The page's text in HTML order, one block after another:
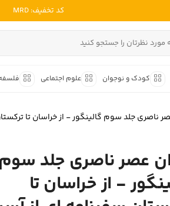
کد تخفیف: MRD
کودک و نوجوان علوم اجتماعی
داستان کوتاه ایرانی
ادبیات ملل
ادبیات انگلیس
ادبیات ایتالیا
ادبیات روسیه
ادبیات آمریکای لاتین
ناصری جلد سوم گالینگور - از خراسان تا ترکستان
عصر ناصری جلد سوم
- از خراسان تا